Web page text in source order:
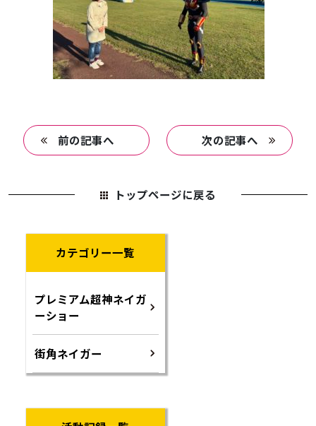
カテゴリー一覧
プレミアム超神ネイガ
ーショー
街角ネイガー
前の記事へ 次の記事へ
トップページに戻る